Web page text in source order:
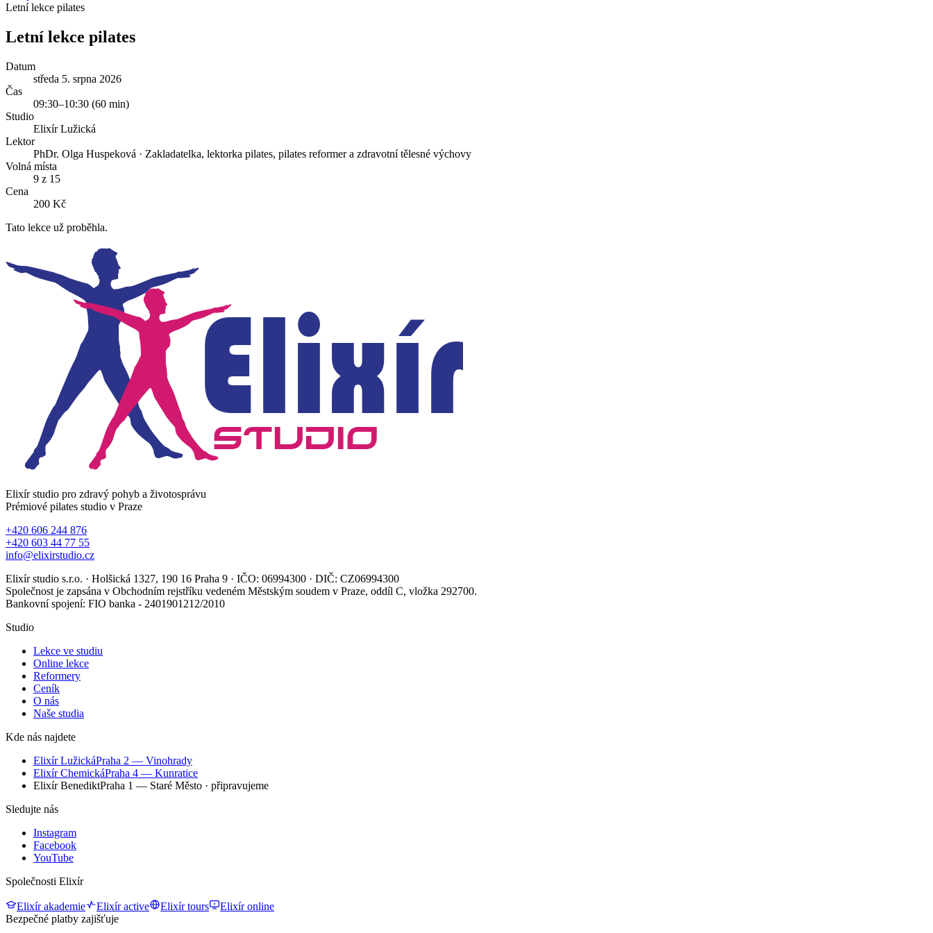
Letní lekce pilates
Letní lekce pilates
Datum
středa 5. srpna 2026
Čas
09:30–10:30 (60 min)
Studio
Elixír Lužická
Lektor
PhDr. Olga Huspeková · Zakladatelka, lektorka pilates, pilates reformer a zdravotní tělesné výchovy
Volná místa
9 z 15
Cena
200 Kč
Tato lekce už proběhla.
Elixír studio pro zdravý pohyb a životosprávu
Prémiové pilates studio v Praze
+420 606 244 876
+420 603 44 77 55
info@elixirstudio.cz
Elixír studio s.r.o. · Holšická 1327, 190 16 Praha 9 · IČO: 06994300 · DIČ: CZ06994300
Společnost je zapsána v Obchodním rejstříku vedeném Městským soudem v Praze, oddíl C, vložka 292700.
Bankovní spojení: FIO banka - 2401901212/2010
Studio
Lekce ve studiu
Online lekce
Reformery
Ceník
O nás
Naše studia
Kde nás najdete
Elixír LužickáPraha 2 — Vinohrady
Elixír ChemickáPraha 4 — Kunratice
Elixír BenediktPraha 1 — Staré Město · připravujeme
Sledujte nás
Instagram
Facebook
YouTube
Společnosti Elixír
Elixír akademie Elixír active Elixír tours
Elixír online
Bezpečné platby zajišťuje